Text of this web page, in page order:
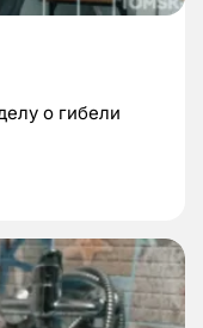
о гибели